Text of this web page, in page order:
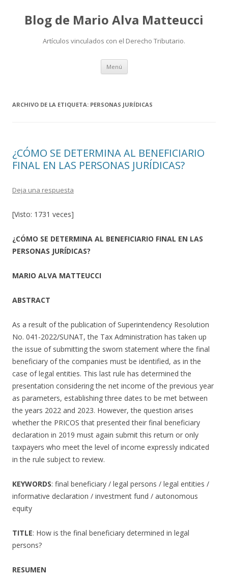
Blog de Mario Alva Matteucci
Artículos vinculados con el Derecho Tributario.
Menú Ir
contenido
ARCHIVO DE LA ETIQUETA: PERSONAS JURÍDICAS
¿CÓMO SE DETERMINA AL BENEFICIARIO
FINAL EN LAS PERSONAS JURÍDICAS?
Deja una respuesta
[Visto: 1731 veces]
¿CÓMO SE DETERMINA AL BENEFICIARIO FINAL EN LAS
PERSONAS JURÍDICAS?
MARIO ALVA MATTEUCCI
ABSTRACT
As a result of the publication of Superintendency Resolution
No. 041-2022/SUNAT, the Tax Administration has taken up
the issue of submitting the sworn statement where the final
beneficiary of the companies must be identified, as in the
case of legal entities. This last rule has determined the
presentation considering the net income of the previous year
as parameters, establishing three dates to be met between
the years 2022 and 2023. However, the question arises
whether the PRICOS that presented their final beneficiary
declaration in 2019 must again submit this return or only
taxpayers who meet the level of income expressly indicated
in the rule subject to review.
KEYWORDS: final beneficiary / legal persons / legal entities /
informative declaration / investment fund / autonomous
equity
TITLE: How is the final beneficiary determined in legal
persons?
RESUMEN